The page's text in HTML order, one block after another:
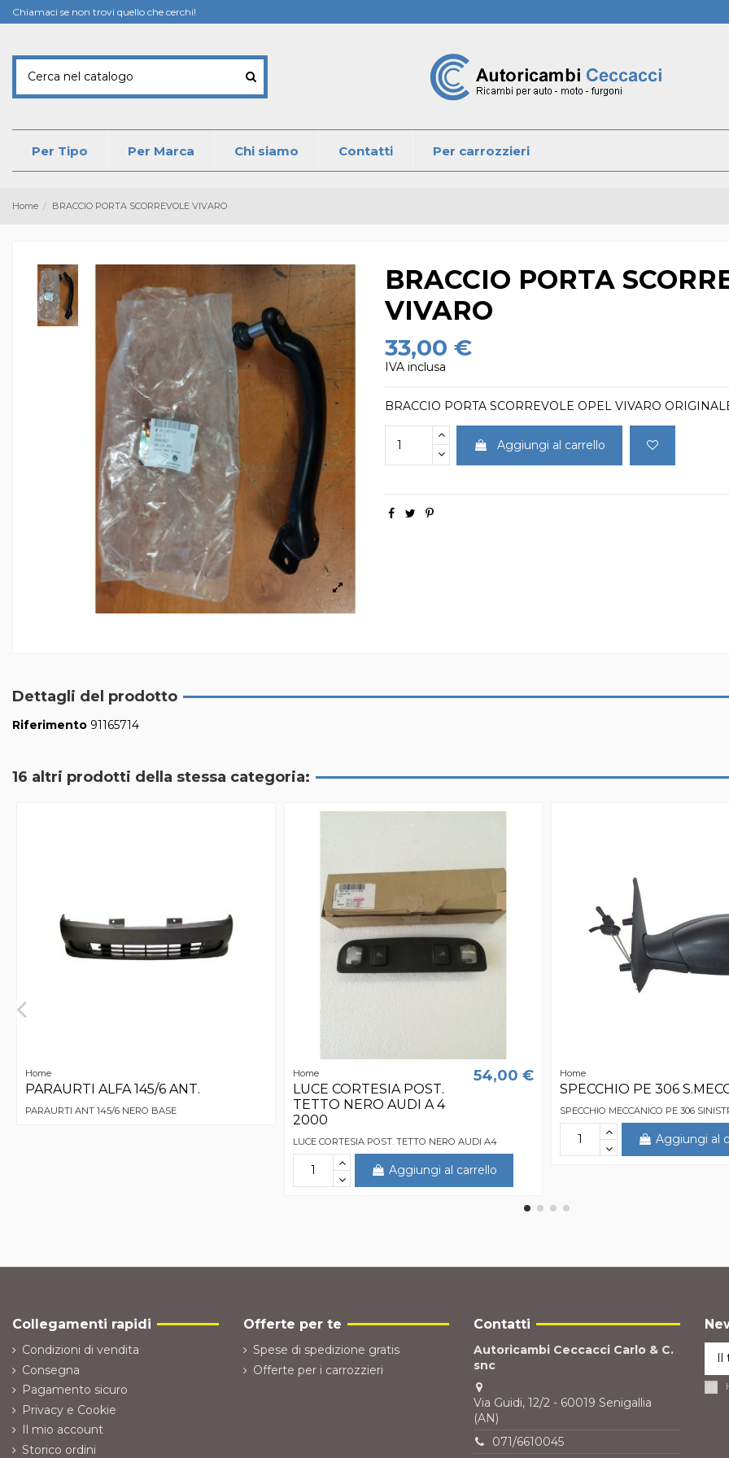
Chiamaci se non trovi quello che cerchi!
Per Tipo Per Marca Chi siamo Contatti Per carrozzieri
Home BRACCIO PORTA SCORREVOLE VIVARO
BRACCIO PORTA
VIVARO
33,00 €
IVA inclusa
BRACCIO PORTA SCORREVOLE OPEL VIVARO
Aggiungi al carrello
Dettagli del prodotto
Riferimento 91165714
16 altri prodotti della stessa categoria:
Home
PARAURTI ALFA 145/6 ANT.
PARAURTI ANT 145/6 NERO BASE
Home
LUCE CORTESIA POST.
TETTO NERO AUDI A 4
2000
54,00 €
LUCE CORTESIA POST. TETTO NERO AUDI A4
Aggiungi al carrello
Home
SPECCHIO PE 306
SPECCHIO MECCANICO PE 306
Aggiungi al
Collegamenti rapidi
Condizioni di vendita
Consegna
Pagamento sicuro
Privacy e Cookie
Il mio account
Storico ordini
Offerte per te
Spese di spedizione gratis
Offerte per i carrozzieri
Contatti
Autoricambi Ceccacci Carlo & C.
snc
Via Guidi, 12/2 - 60019 Senigallia
(AN)
071/6610045